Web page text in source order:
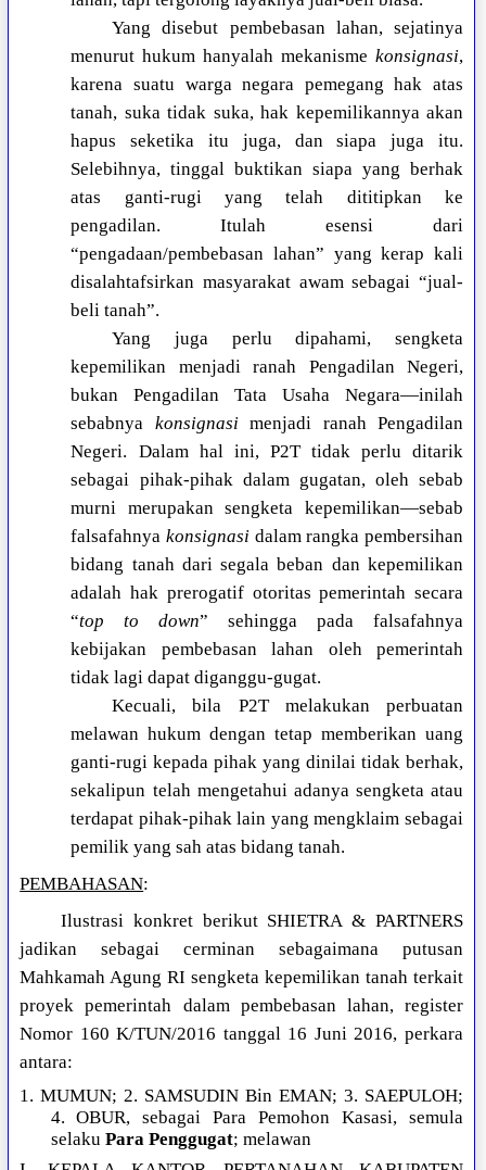
Yang disebut pembebasan lahan, sejatinya
menurut hukum hanyalah mekanisme konsignasi,
karena suatu warga negara pemegang hak atas
tanah, suka tidak suka, hak kepemilikannya akan
hapus seketika itu juga, dan siapa juga itu.
Selebihnya, tinggal buktikan siapa yang berhak
atas ganti-rugi yang telah dititipkan ke
pengadilan. Itulah esensi dari
“pengadaan/pembebasan lahan” yang kerap kali
disalahtafsirkan masyarakat awam sebagai “jual-
beli tanah”.
Yang juga perlu dipahami, sengketa
kepemilikan menjadi ranah Pengadilan Negeri,
bukan Pengadilan Tata Usaha Negara—inilah
sebabnya konsignasi menjadi ranah Pengadilan
Negeri. Dalam hal ini, P2T tidak perlu ditarik
sebagai pihak-pihak dalam gugatan, oleh sebab
murni merupakan sengketa kepemilikan—sebab
falsafahnyakonsignasi dalam rangka pembersihan
bidang tanah dari segala beban dan kepemilikan
adalah hak prerogatif otoritas pemerintah secara
“top to down” sehingga pada falsafahnya
kebijakan pembebasan lahan oleh pemerintah
tidak lagi dapat diganggu-gugat.
Kecuali, bila P2T melakukan perbuatan
melawan hukum dengan tetap memberikan uang
ganti-rugi kepada pihak yang dinilai tidak berhak,
sekalipun telah mengetahui adanya sengketa atau
terdapat pihak-pihak lain yang mengklaim sebagai
pemilik yang sah atas bidang tanah.
PEMBAHASAN:
Ilustrasi konkret berikut SHIETRA & PARTNERS
jadikan sebagai cerminan sebagaimana putusan
Mahkamah Agung RI sengketa kepemilikan tanah terkait
proyek pemerintah dalam pembebasan lahan, register
Nomor 160 K/TUN/2016 tanggal 16 Juni 2016, perkara
antara:
1. MUMUN; 2. SAMSUDIN Bin EMAN; 3. SAEPULOH;
4. OBUR, sebagai Para Pemohon Kasasi, semula
selaku Para Penggugat; melawan